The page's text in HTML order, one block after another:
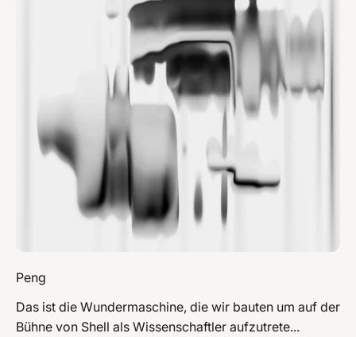
Peng
Das ist die Wundermaschine, die wir bauten um auf der
Bühne von Shell als Wissenschaftler aufzutrete...